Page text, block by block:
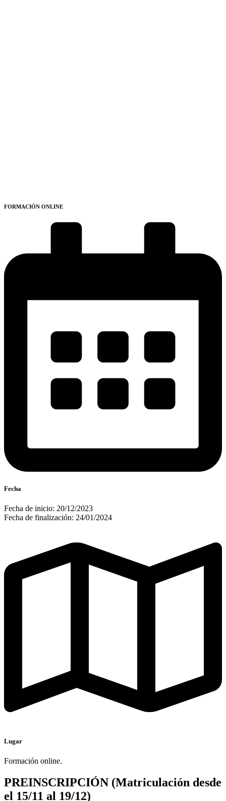
FORMACIÓN ONLINE
Fecha
Fecha de inicio: 20/12/2023
Fecha de finalización: 24/01/2024
Lugar
Formación online.
PREINSCRIPCIÓN (Matriculación desde
el 15/11 al 19/12)